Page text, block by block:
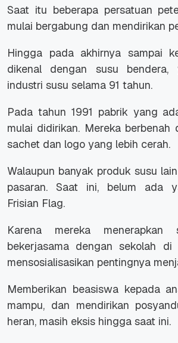
Saat itu beberapa persatuan
mulai bergabung dan mendirikan
Hingga pada akhirnya sampai
dikenal dengan susu bendera,
industri susu selama 91 tahun.
Pada tahun 1991 pabrik yang
mulai didirikan. Mereka berbenah
sachet dan logo yang lebih cerah.
Walaupun banyak produk susu
pasaran. Saat ini, belum ada
Frisian Flag.
Karena mereka menerapkan
bekerjasama dengan sekolah di
mensosialisasikan pentingnya
Memberikan beasiswa kepada
mampu, dan mendirikan
heran, masih eksis hingga saat ini.